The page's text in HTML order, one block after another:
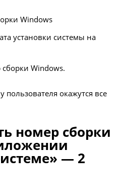
Windows
установки системы на
Windows.
пользователя окажутся все
номер сборки
— 2